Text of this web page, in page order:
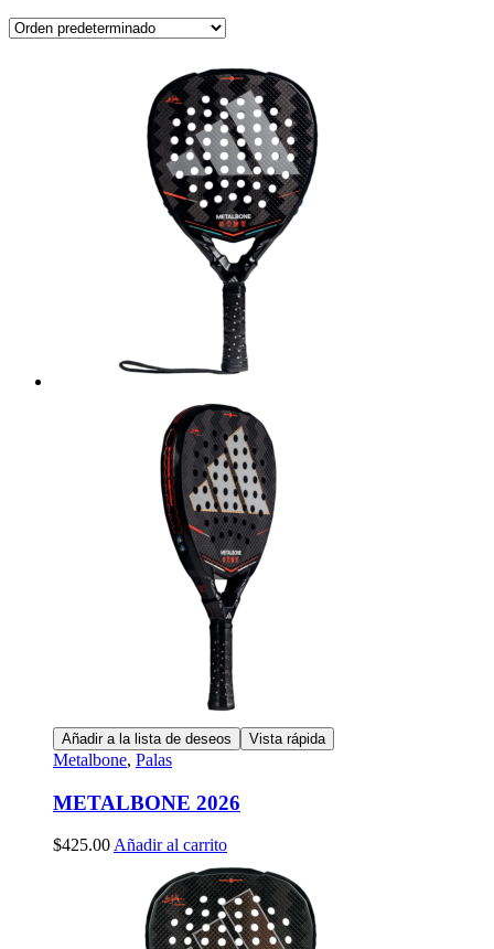
Añadir a la lista de deseos Vista rápida
Metalbone, Palas
METALBONE 2026
$425.00Añadir al carrito